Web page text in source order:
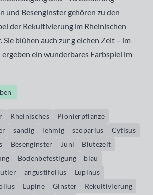
und Besenginster gehören zu den
der Rekultivierung im Rheinischen
Sie blühen auch zur gleichen Zeit – im
ein wunderbares Farbspiel im
Rheinisches
Pionierpflanze
sandig lehmig scoparius
Cytisus
Besenginster Juni
Blütezeit
Bodenbefestigung
blau
angustifolius
Lupinus
Lupine Ginster
Rekultivierung